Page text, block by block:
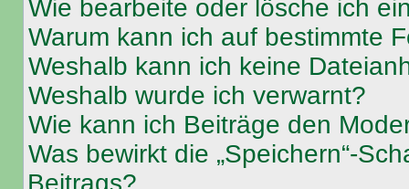
Wie bearbeite oder lösche ich
Warum kann ich auf bestimmte
Weshalb kann ich keine
Weshalb wurde ich verwarnt?
Wie kann ich Beiträge den
Was bewirkt die „Speichern“-
Beitrags?